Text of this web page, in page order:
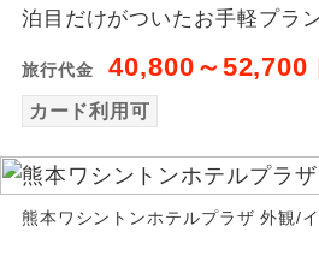
泊目だけがついたお手軽プラン
旅行代金 40,800～52,700
カード利用可
熊本ワシントンホテルプラザ 外観/
世界遺産
絶景 絶景スポット